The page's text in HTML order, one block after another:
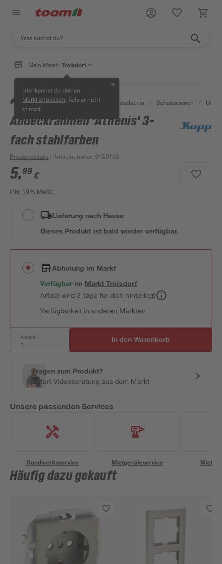
Mein Markt: Troisdorf
Hier kannst du deinen
Markt anpassen , falls er nicht
stimmt.
✕
/ Bauen & Renovieren / Elektroinstallation / Schalterserien /
Abdeckrahmen 'Athenis' 3-
fach stahlfarben
Produktdetails | Artikelnummer:9150163
5,99 €
inkl. 19% MwSt.
Lieferung nach Hause
Dieses Produkt ist bald wieder verfügbar.
Abholung im Markt
Verfügbar im MarktTroisdorf
Artikel wird 3 Tage für dich hinterlegt
Verfügbarkeit in anderen Märkten
Anzahl: In den Warenkorb
Fragen zum Produkt?
Sofort-Videoberatung aus dem Markt
Unsere passenden Services
Handwerksservice Mietgeräteservice
Häufig dazu gekauft